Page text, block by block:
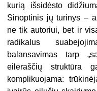
kurią išsidėsto
Sinoptinis jų turinys –
ne tik autoriui, bet ir
radikalus
balansavimas tarp
eilėraščių
komplikuojama: